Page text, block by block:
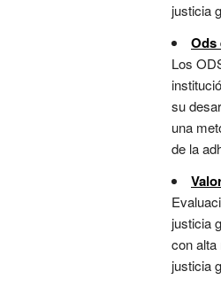
justicia
Ods
Los
su
una
de la
justicia
con alta
justicia